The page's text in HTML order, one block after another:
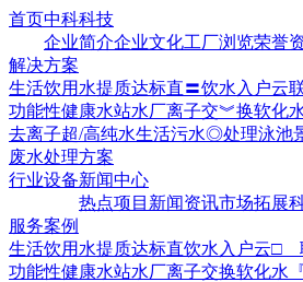
首页中科科技
企业简介企业文化工厂浏览荣誉
解决方案
生活饮用水提质达标直〓饮水入户云
功能性健康水站水厂离子交︾换软化
去离子超/高纯水生活污水◎处理泳池
废水处理方案
行业设备新闻中心
热点项目 新闻资讯市场拓展
服务案例
生活饮用水提质达标直饮水入户云□
功能性健康水站水厂离子交换软化水